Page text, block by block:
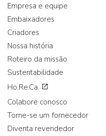
Empresa e equipe
Embaixadores
Criadores
Nossa história
Roteiro da missão
Sustentabilidade
Ho.Re.Ca.
Colabore conosco
Torne-se um fornecedor
Diventa revendedor